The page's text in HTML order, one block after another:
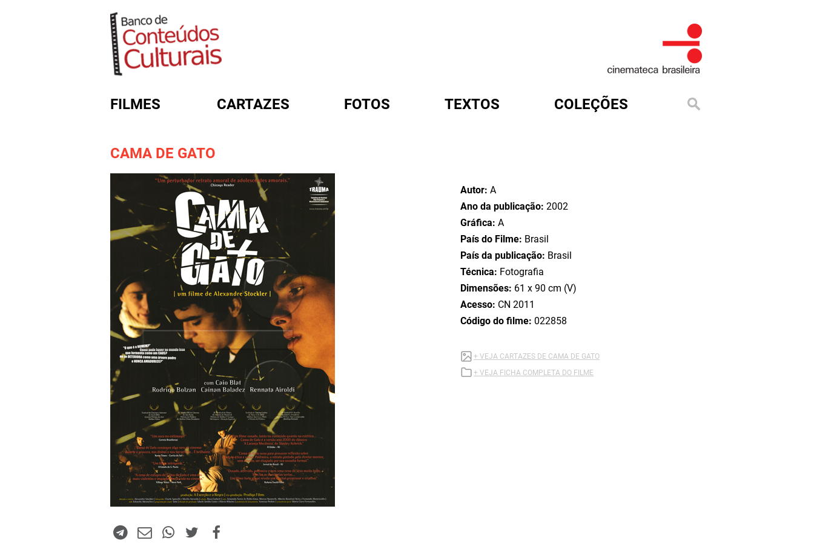
FILMES CARTAZES FOTOS TEXTOS COLEÇÕES
CAMA DE GATO
Autor:A
Ano da publicação:2002
Gráfica:A
País do Filme: Brasil
País da publicação: Brasil
Técnica: Fotografia
Dimensões: 61 x 90 cm (V)
Acesso: CN 2011
Código do filme:022858
+ VEJA CARTAZES DE CAMA DE GATO
+ VEJA FICHA COMPLETA DO FILME